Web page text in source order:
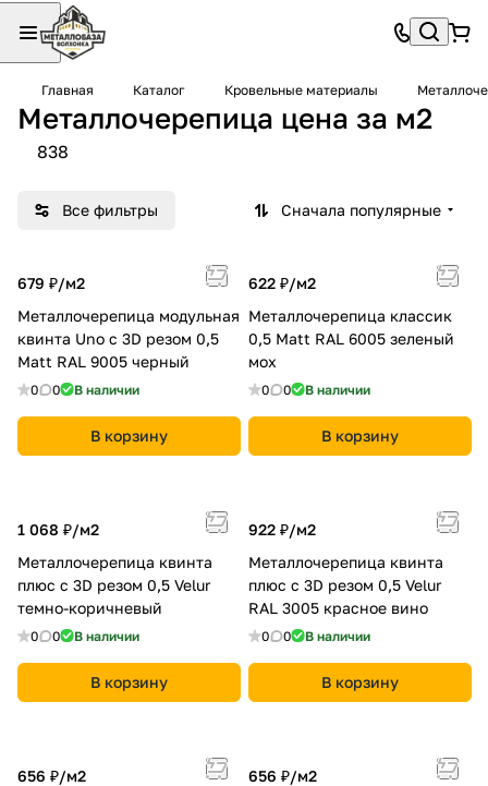
Главная Каталог Кровельные материалы
Металлочерепица цена за м2
838
Все фильтры Сначала популярные
679 ₽/м2
Металлочерепица модульная
квинта Uno c 3D резом 0,5
Мatt RAL 9005 черный
0 0 В наличии
В корзину
622 ₽/м2
Металлочерепица классик
0,5 Мatt RAL 6005 зеленый
мох
0 0 В наличии
В корзину
1 068 ₽/м2
Металлочерепица квинта
плюс c 3D резом 0,5 Velur
темно-коричневый
0 0 В наличии
В корзину
922 ₽/м2
Металлочерепица квинта
плюс c 3D резом 0,5 Velur
RAL 3005 красное вино
0 0 В наличии
В корзину
656 ₽/м2
656 ₽/м2